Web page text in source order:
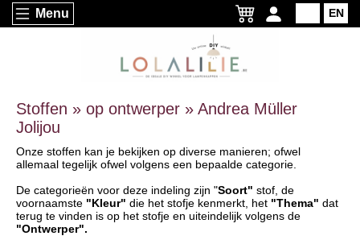
Menu EN
Stoffen » op ontwerper » Andrea Müller
Jolijou
Onze stoffen kan je bekijken op diverse manieren; ofwel
allemaal tegelijk ofwel volgens een bepaalde categorie.
De categorieën voor deze indeling zijn "Soort" stof, de
voornaamste "Kleur" die het stofje kenmerkt, het "Thema" dat
terug te vinden is op het stofje en uiteindelijk volgens de
"Ontwerper".